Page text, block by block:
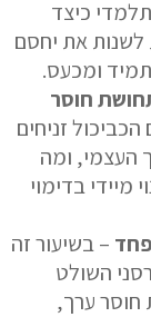
כיצד
לשנות את יחסם
ומכעס.
חוסר
זניחים
העצמי, ומה
מיידי בדימוי
– בשיעור זה
השולט
חוסר ערך,